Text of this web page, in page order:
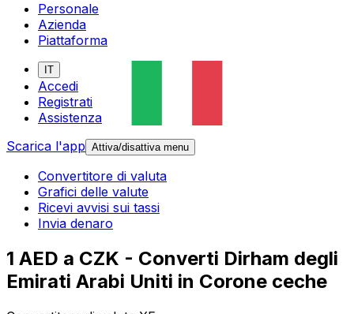
Personale
Azienda
Piattaforma
IT
Accedi
Registrati
Assistenza
Scarica l'app Attiva/disattiva menu
Convertitore di valuta
Grafici delle valute
Ricevi avvisi sui tassi
Invia denaro
1 AED a CZK - Converti Dirham degli
Emirati Arabi Uniti in Corone ceche